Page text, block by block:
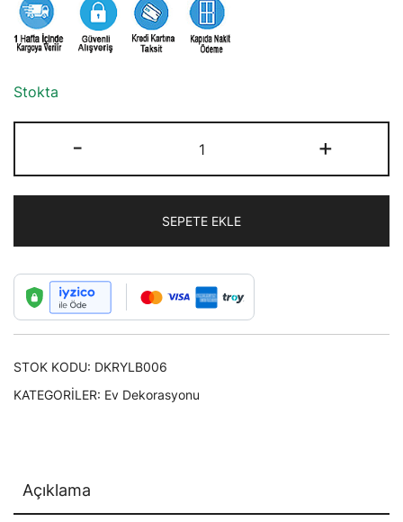
Stokta
-
Yapımı
Keçeden
Adam
Yılbaşı
Süsü
Altılı
Set
+
SEPETE EKLE
STOK KODU: DKRYLB006
KATEGORILER: Ev Dekorasyonu
Açıklama